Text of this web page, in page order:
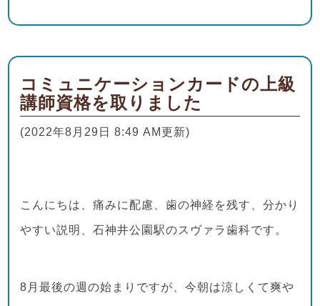
コミュニケーションカードの上級
講師資格を取りました
(2022年8月29日 8:49 AM更新)
こんにちは、痛みに配慮、歯の神経を残す、分かり
やすい説明、石神井公園駅のスヴァラ歯科です。
8月最後の週の始まりですが、今朝は涼しくて爽や